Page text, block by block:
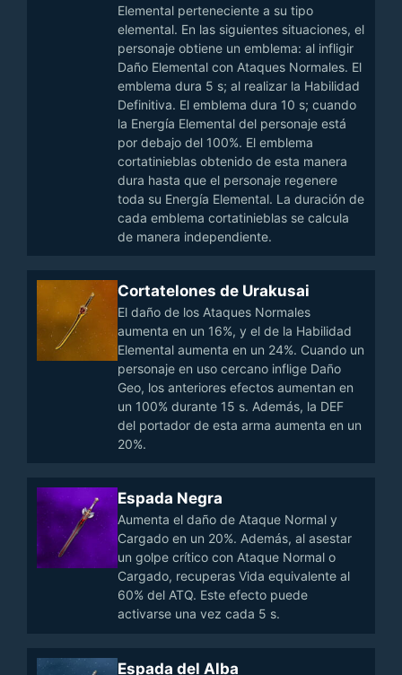
Elemental perteneciente a su tipo
elemental. En las siguientes situaciones, el
personaje obtiene un emblema: al infligir
Daño Elemental con Ataques Normales. El
emblema dura 5 s; al realizar la Habilidad
Definitiva. El emblema dura 10 s; cuando
la Energía Elemental del personaje está
por debajo del 100%. El emblema
cortatinieblas obtenido de esta manera
dura hasta que el personaje regenere
toda su Energía Elemental. La duración de
cada emblema cortatinieblas se calcula
de manera independiente.
Cortatelones de Urakusai
El daño de los Ataques Normales
aumenta en un 16%, y el de la Habilidad
Elemental aumenta en un 24%. Cuando un
personaje en uso cercano inflige Daño
Geo, los anteriores efectos aumentan en
un 100% durante 15 s. Además, la DEF
del portador de esta arma aumenta en un
20%.
Espada Negra
Aumenta el daño de Ataque Normal y
Cargado en un 20%. Además, al asestar
un golpe crítico con Ataque Normal o
Cargado, recuperas Vida equivalente al
60% del ATQ. Este efecto puede
activarse una vez cada 5 s.
Espada del Alba